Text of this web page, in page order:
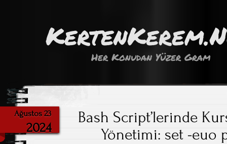
Her Konudan Yüzer Gram
Ağustos 23
2024
Bash Script’lerinde
Yönetimi: set -euo